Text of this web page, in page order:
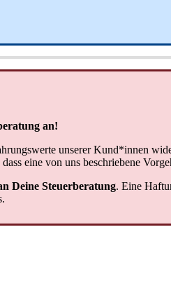
an!
unserer Kund*innen
eine von uns beschriebene
Deine Steuerberatung. Eine